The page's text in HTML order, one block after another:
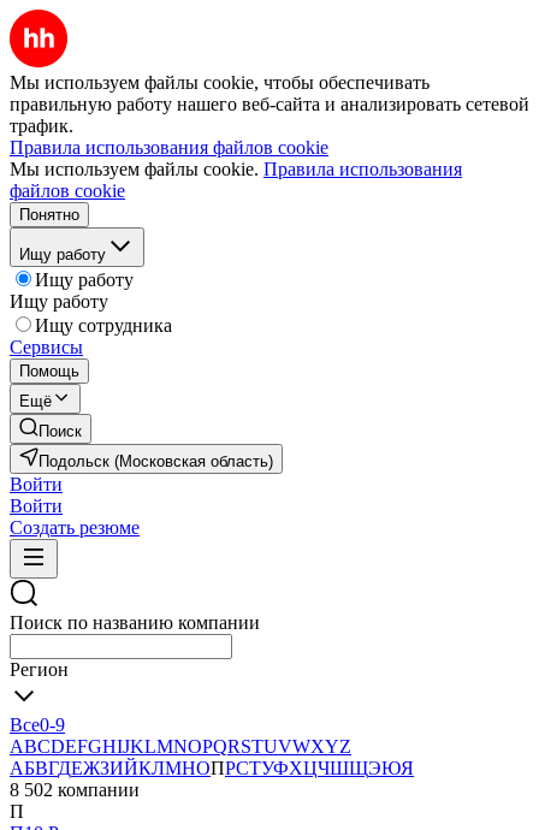
Мы используем файлы cookie, чтобы обеспечивать
правильную работу нашего веб-сайта и анализировать сетевой
трафик.
Правила использования файлов cookie
Мы используем файлы cookie. Правила использования
файлов cookie
Понятно
Ищу работу
Ищу работу
Ищу работу
Ищу сотрудника
Сервисы
Помощь
Ещё
Поиск
Подольск (Московская область)
Войти
Войти
Создать резюме
Поиск по названию компании
Регион
Все0-9
ABCDEFGHIJKLMNOPQRSTUVWXYZ
АБВГДЕЖЗИЙКЛМНОПРСТУФХЦЧШЩЭЮЯ
8 502 компании
П